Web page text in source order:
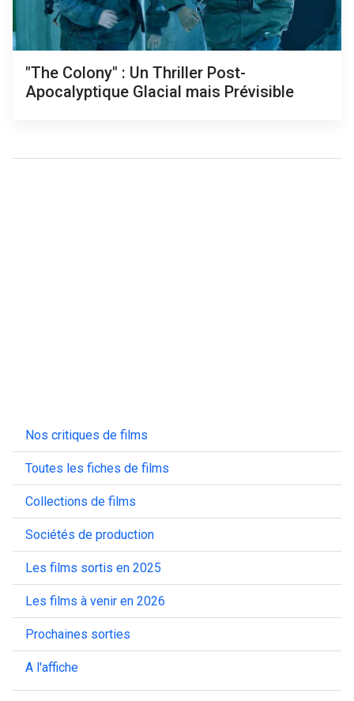
"The Colony" : Un Thriller Post-
Apocalyptique Glacial mais Prévisible
Nos critiques de films
Toutes les fiches de films
Collections de films
Sociétés de production
Les films sortis en 2025
Les films à venir en 2026
Prochaines sorties
A l'affiche